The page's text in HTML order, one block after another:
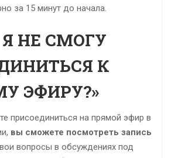
за 15 минут до начала.
НЕ СМОГУ
К
ЭФИРУ?»
присоединиться на прямой эфир в
вы сможете посмотреть запись
вопросы в обсуждениях под